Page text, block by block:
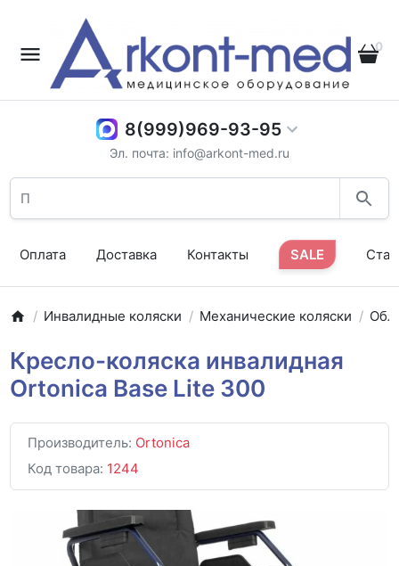
0
8(999)969-93-95
Эл. почта: info@arkont-med.ru
Оплата Доставка Контакты SALE
Инвалидные коляски Механические коляски
Кресло-коляска инвалидная
Ortonica Base Lite 300
Производитель: Ortonica
Код товара: 1244